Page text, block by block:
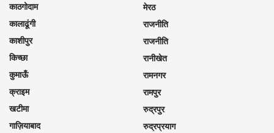
काठगोदाम
कालाढूंगी
काशीपुर
किच्छा
कुमाऊँ
क्राइम
खटीमा
गाज़ियाबाद
मेरठ
राजनीति
राजनीति
रानीखेत
रामनगर
रामपुर
रुद्रपुर
रुद्रप्रयाग